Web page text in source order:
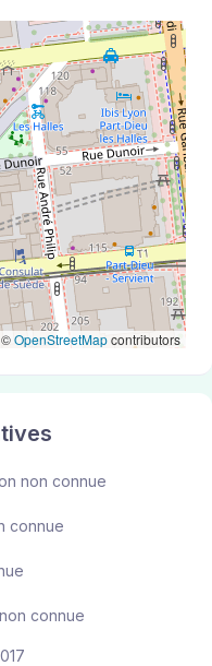
©OpenStreetMapcontributors
non connue
connue
connue